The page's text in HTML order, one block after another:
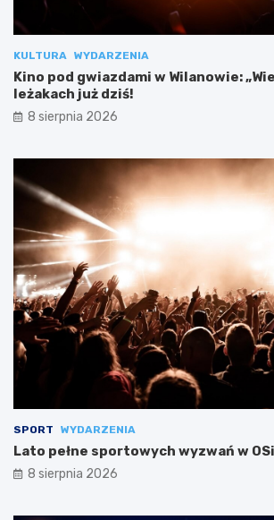
KULTURA WYDARZENIA
Kino pod gwiazdami w Wilanowie:
leżakach już dziś!
8 sierpnia 2026
SPORT WYDARZENIA
Lato pełne sportowych wyzwań w
8 sierpnia 2026